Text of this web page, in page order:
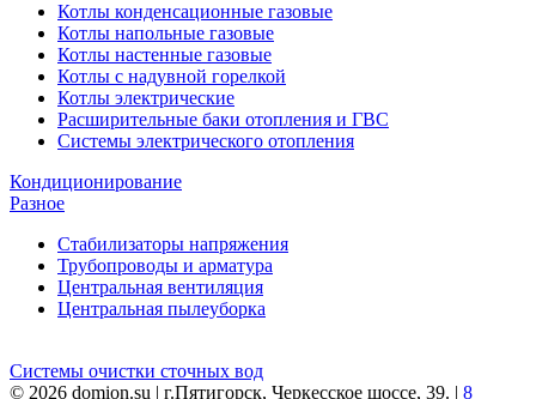
Котлы конденсационные газовые
Котлы напольные газовые
Котлы настенные газовые
Котлы с надувной горелкой
Котлы электрические
Расширительные баки отопления и ГВС
Системы электрического отопления
Кондиционирование
Разное
Стабилизаторы напряжения
Трубопроводы и арматура
Центральная вентиляция
Центральная пылеуборка
Системы очистки сточных вод
© 2026 domion.su | г.Пятигорск, Черкесское шоссе, 39. | 8